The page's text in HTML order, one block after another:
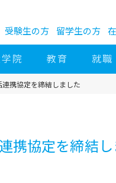
受験生の方 留学生の方
院 教育 就職
携協定を締結しました
携協定を締結